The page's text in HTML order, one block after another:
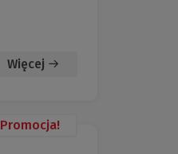
Więcej
Promocja!